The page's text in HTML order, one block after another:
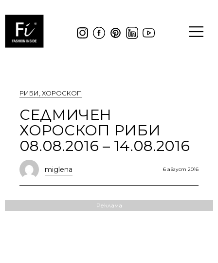
РИБИ ХОРОСКОП
СЕДМИЧЕН
ХОРОСКОП РИБИ
08.08.2016 – 14.08.2016
miglena 6 август 2016
Реклама